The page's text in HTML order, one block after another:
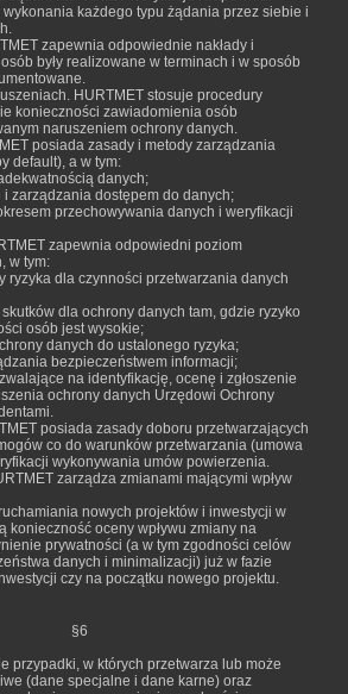
każdego typu żądania przez siebie i
zapewnia odpowiednie nakłady i
były realizowane w terminach i w sposób
HURTMET stosuje procedury
konieczności zawiadomienia osób
naruszeniem ochrony danych.
posiada zasady i metody zarządzania
default), a w tym:
danych;
zarządzania dostępem do danych;
przechowywania danych i weryfikacji
zapewnia odpowiedni poziom
w tym:
ryzyka dla czynności przetwarzania danych
dla ochrony danych tam, gdzie ryzyko
osób jest wysokie;
danych do ustalonego ryzyka;
bezpieczeństwem informacji;
na identyfikację, ocenę i zgłoszenie
ochrony danych Urzędowi Ochrony
posiada zasady doboru przetwarzających
co do warunków przetwarzania (umowa
wykonywania umów powierzenia.
zarządza zmianami mającymi wpływ
nowych projektów i inwestycji w
konieczność oceny wpływu zmiany na
prywatności (a w tym zgodności celów
danych i minimalizacji) już w fazie
czy na początku nowego projektu.
§6
przypadki, w których przetwarza lub może
(dane specjalne i dane karne) oraz